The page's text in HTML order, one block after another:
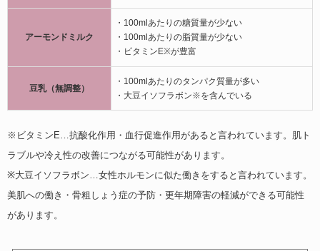
アーモンドミルク
・100mlあたりの糖質量が少ない
・100mlあたりの脂質量が少ない
・ビタミンE※が豊富
豆乳（無調整）
・100mlあたりのタンパク質量が多い
・大豆イソフラボン※を含んでいる
※ビタミンE…抗酸化作用・血行促進作用があると言われています。肌ト
ラブルや冷え性の改善につながる可能性があります。
※大豆イソフラボン…女性ホルモンに似た働きをすると言われています。
美肌への働き・骨粗しょう症の予防・更年期障害の軽減ができる可能性
があります。